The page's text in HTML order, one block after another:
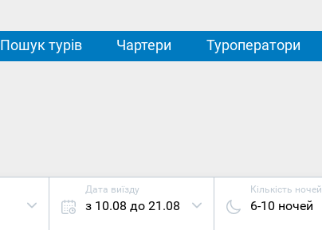
Пошук турів Чартери Туроператори
Дата виїзду
з 10.08 до 21.08
Кількість ночей
6-10 ночей